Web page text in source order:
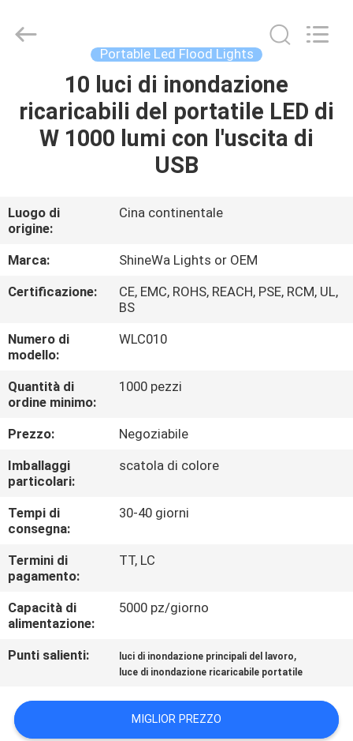
PRODOTTI
SU
DI
NOI
VISITA
ALLA
FABBRICA
CONTROLLO
DELLA
QUALITÀ
NOTIZIE
CASI
MAPPA
DEL
International
Trade
Portable Led Flood Lights
10 luci di inondazione
ricaricabili del portatile LED di
W 1000 lumi con l'uscita di
USB
Luogo di
origine:
Cina continentale
Marca:
ShineWa Lights or OEM
Certificazione:
CE, EMC, ROHS, REACH, PSE, RCM, UL,
BS
Numero di
modello:
WLC010
Quantità di
ordine minimo:
1000 pezzi
Prezzo:
Negoziabile
Imballaggi
particolari:
scatola di colore
Tempi di
consegna:
30-40 giorni
Termini di
pagamento:
TT, LC
Capacità di
alimentazione:
5000 pz/giorno
Punti salienti: luci di inondazione principali del lavoro,
luce di inondazione ricaricabile portatile
MIGLIOR PREZZO